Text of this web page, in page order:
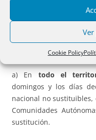
Cookie Policy
Estado y sus
Son días inhábiles:
a) En todo el
domingos y los días
nacional no
Comunidades
sustitución.